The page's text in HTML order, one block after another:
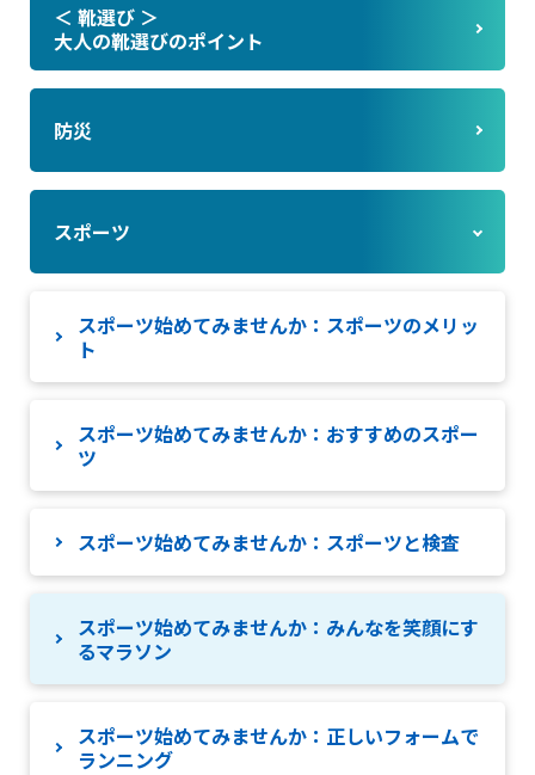
＜ 靴選び ＞
大人の靴選びのポイント
防災
スポーツ
スポーツ始めてみませんか：スポーツのメリッ
ト
スポーツ始めてみませんか：おすすめのスポー
ツ
スポーツ始めてみませんか：スポーツと検査
スポーツ始めてみませんか：みんなを笑顔にす
るマラソン
スポーツ始めてみませんか：正しいフォームで
ランニング